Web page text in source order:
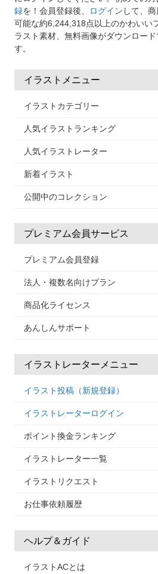
録を！会員登録後、 ログイン して、
可能な約6,244,318点以上のかわいい
ラスト素材、無料画像がダウンロード
す。
イラストメニュー
イラストカテゴリー
人気イラストランキング
人気イラストレーター
新着イラスト
公開中のコレクション
プレミアム会員サービス
プレミアム会員登録
法人・複数名向けプラン
商品化ライセンス
あんしんサポート
イラストレーターメニュー
イラスト投稿（新規登録）
イラストレーターログイン
ポイント換金ランキング
イラストレーター一覧
イラストリクエスト
お仕事依頼履歴
ヘルプ＆ガイド
イラストACとは